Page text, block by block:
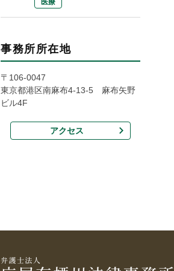
医療
事務所所在地
〒106-0047
東京都港区南麻布4-13-5 麻布矢野
ビル4F
アクセス